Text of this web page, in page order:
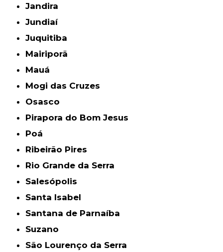
Jandira
Jundiaí
Juquitiba
Mairiporã
Mauá
Mogi das Cruzes
Osasco
Pirapora do Bom Jesus
Poá
Ribeirão Pires
Rio Grande da Serra
Salesópolis
Santa Isabel
Santana de Parnaíba
Suzano
São Lourenço da Serra